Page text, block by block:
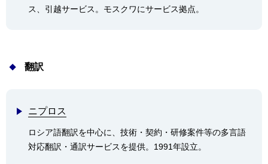
ス、引越サービス。モスクワにサービス拠点。
翻訳
ニプロス
ロシア語翻訳を中心に、技術・契約・研修案件等の多言語
対応翻訳・通訳サービスを提供。1991年設立。